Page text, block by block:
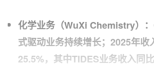
化学业务（WuXi Chemistry）：
式驱动业务持续增长； 2025年收
25.5%，其中TIDES业务收入同